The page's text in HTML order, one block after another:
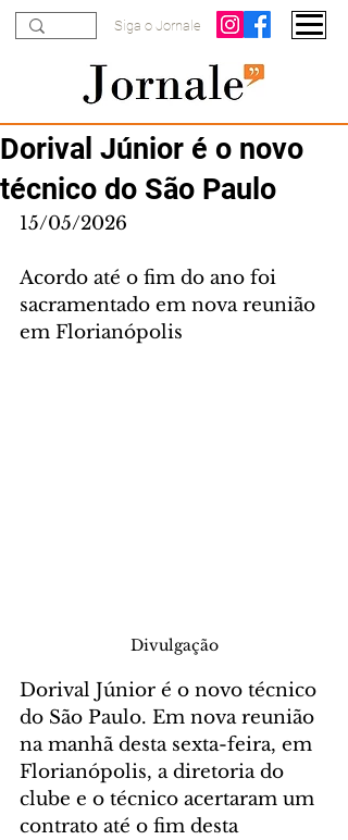
Siga o Jornale
Dorival Júnior é o novo
técnico do São Paulo
15/05/2026
Acordo até o fim do ano foi
sacramentado em nova reunião
em Florianópolis
Divulgação
Dorival Júnior é o novo técnico
do São Paulo. Em nova reunião
na manhã desta sexta-feira, em
Florianópolis, a diretoria do
clube e o técnico acertaram um
contrato até o fim desta